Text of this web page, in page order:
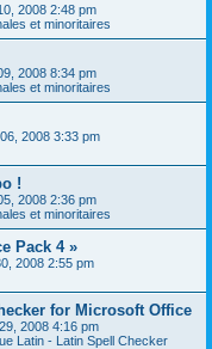
2008 2:48 pm
et minoritaires
2008 8:34 pm
et minoritaires
2008 3:33 pm
!
2008 2:36 pm
et minoritaires
Pack 4 »
2008 2:55 pm
for Microsoft Office
2008 4:16 pm
Latin - Latin Spell Checker